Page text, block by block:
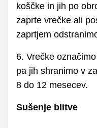
koščke in jih po
zaprte vrečke ali
zaprtjem
6. Vrečke
pa jih shranimo v
8 do 12 mesecev.
Sušenje blitve